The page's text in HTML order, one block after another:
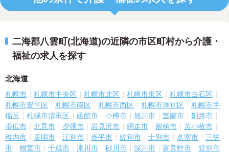
二海郡八雲町(北海道)の近隣の市区町村から介護・
福祉の求人を探す
北海道
札幌市 札幌市中央区 札幌市北区 札幌市東区
札幌市白石区
札幌市豊平区
札幌市南区 札幌市西区 札幌市厚別区
札幌市手
稲区
札幌市清田区 函館市 小樽市 旭川市 室蘭市
釧路市
帯広市
北見市 夕張市 岩見沢市 網走市 留萌市
苫小牧市
稚内市
美唄市 江別市 赤平市 紋別市 士別市 名寄市
三笠
市
根室市 千歳市 滝川市 砂川市 深川市 富良野市
登別市